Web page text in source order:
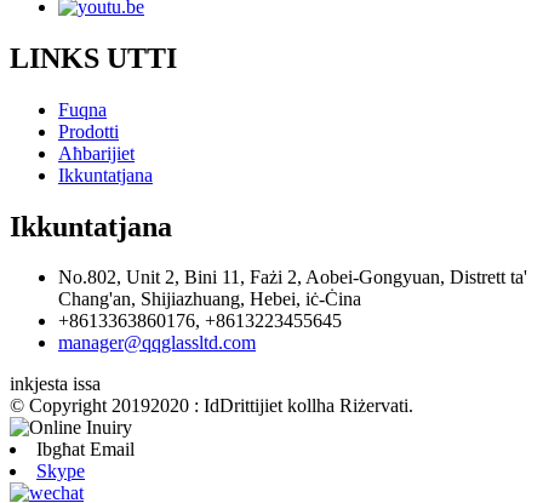
LINKS UTTI
Fuqna
Prodotti
Aħbarijiet
Ikkuntatjana
Ikkuntatjana
No.802, Unit 2, Bini 11, Fażi 2, Aobei-Gongyuan, Distrett ta'
Chang'an, Shijiazhuang, Hebei, iċ-Ċina
+8613363860176, +8613223455645
manager@qqglassltd.com
inkjesta issa
© Copyright 20192020 : IdDrittijiet kollha Riżervati.
Ibgħat Email
Skype